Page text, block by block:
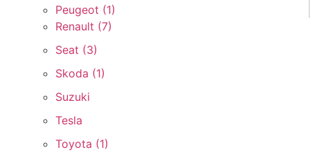
Peugeot (1)
Renault (7)
Seat (3)
Skoda (1)
Suzuki
Tesla
Toyota (1)